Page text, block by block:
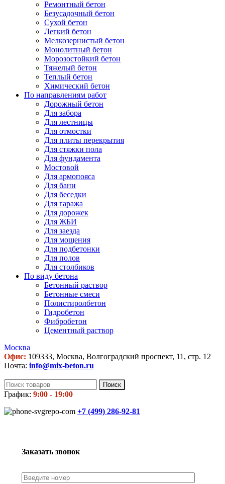
Ремонтный бетон
Безусадочный бетон
Сухой бетон
Легкий бетон
Мелкозернистый бетон
Монолитный бетон
Морозостойкий бетон
Тяжелый бетон
Теплый бетон
Химический бетон
По направлениям работ
Дорожный бетон
Для забора
Для лестницы
Для отмостки
Для плиты перекрытия
Для стяжки пола
Для фундамента
Мостовой
Для армопояса
Для бани
Для беседки
Для гаража
Для дорожек
Для ЖБИ
Для заезда
Для мощения
Для подбетонки
Для полов
Для столбиков
По виду бетона
Бетонный раствор
Бетонные смеси
Полистиролбетон
Гидробетон
Фибробетон
Цементный раствор
Москва
Офис: 109333, Москва, Волгоградский проспект, 11, стр. 12
Почта: info@mix-beton.ru
Поиск
График: 9:00 - 19:00
+7 (499) 286-92-81
Заказать звонок